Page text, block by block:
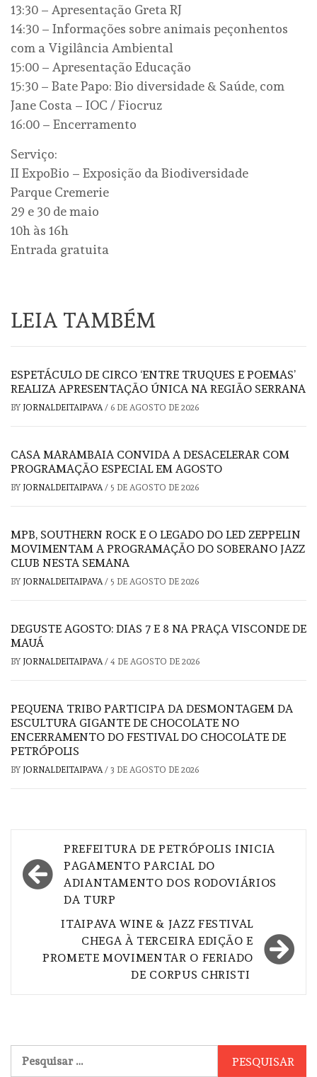
13:30 – Apresentação Greta RJ
14:30 – Informações sobre animais peçonhentos
com a Vigilância Ambiental
15:00 – Apresentação Educação
15:30 – Bate Papo: Bio diversidade & Saúde, com
Jane Costa – IOC / Fiocruz
16:00 – Encerramento
Serviço:
II ExpoBio – Exposição da Biodiversidade
Parque Cremerie
29 e 30 de maio
10h às 16h
Entrada gratuita
LEIA TAMBÉM
ESPETÁCULO DE CIRCO ‘ENTRE TRUQUES E POEMAS’
REALIZA APRESENTAÇÃO ÚNICA NA REGIÃO SERRANA
BY JORNALDEITAIPAVA / 6 DE AGOSTO DE 2026
CASA MARAMBAIA CONVIDA A DESACELERAR COM
PROGRAMAÇÃO ESPECIAL EM AGOSTO
BY JORNALDEITAIPAVA / 5 DE AGOSTO DE 2026
MPB, SOUTHERN ROCK E O LEGADO DO LED ZEPPELIN
MOVIMENTAM A PROGRAMAÇÃO DO SOBERANO JAZZ
CLUB NESTA SEMANA
BY JORNALDEITAIPAVA / 5 DE AGOSTO DE 2026
DEGUSTE AGOSTO: DIAS 7 E 8 NA PRAÇA VISCONDE DE
MAUÁ
BY JORNALDEITAIPAVA / 4 DE AGOSTO DE 2026
PEQUENA TRIBO PARTICIPA DA DESMONTAGEM DA
ESCULTURA GIGANTE DE CHOCOLATE NO
ENCERRAMENTO DO FESTIVAL DO CHOCOLATE DE
PETRÓPOLIS
BY JORNALDEITAIPAVA / 3 DE AGOSTO DE 2026
Navegação
de
Post
PREFEITURA DE PETRÓPOLIS INICIA
PAGAMENTO PARCIAL DO
ADIANTAMENTO DOS RODOVIÁRIOS
DA TURP
ITAIPAVA WINE & JAZZ FESTIVAL
CHEGA À TERCEIRA EDIÇÃO E
PROMETE MOVIMENTAR O FERIADO
DE CORPUS CHRISTI
por: